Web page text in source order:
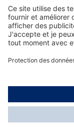
Service de e-
Informations
© Dräger
*Prix hors taxe.
offerts;